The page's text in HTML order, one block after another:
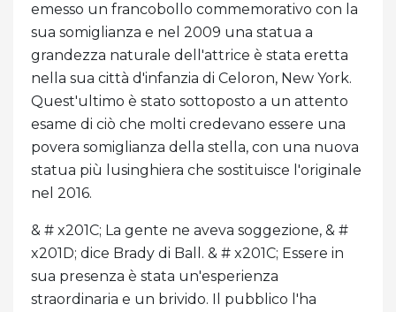
emesso un francobollo commemorativo con la
sua somiglianza e nel 2009 una statua a
grandezza naturale dell'attrice è stata eretta
nella sua città d'infanzia di Celoron, New York.
Quest'ultimo è stato sottoposto a un attento
esame di ciò che molti credevano essere una
povera somiglianza della stella, con una nuova
statua più lusinghiera che sostituisce l'originale
nel 2016.
& # x201C; La gente ne aveva soggezione, & #
x201D; dice Brady di Ball. & # x201C; Essere in
sua presenza è stata un'esperienza
straordinaria e un brivido. Il pubblico l'ha